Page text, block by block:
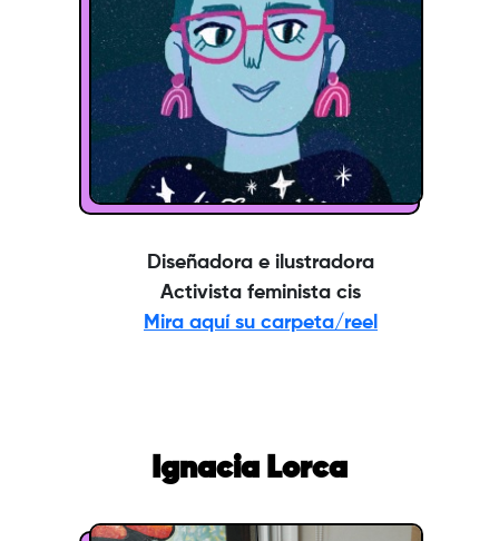
Diseñadora e ilustradora
Activista feminista cis
Mira aquí su carpeta/reel
Ignacia Lorca